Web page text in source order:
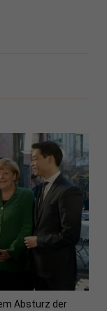
Absturz der